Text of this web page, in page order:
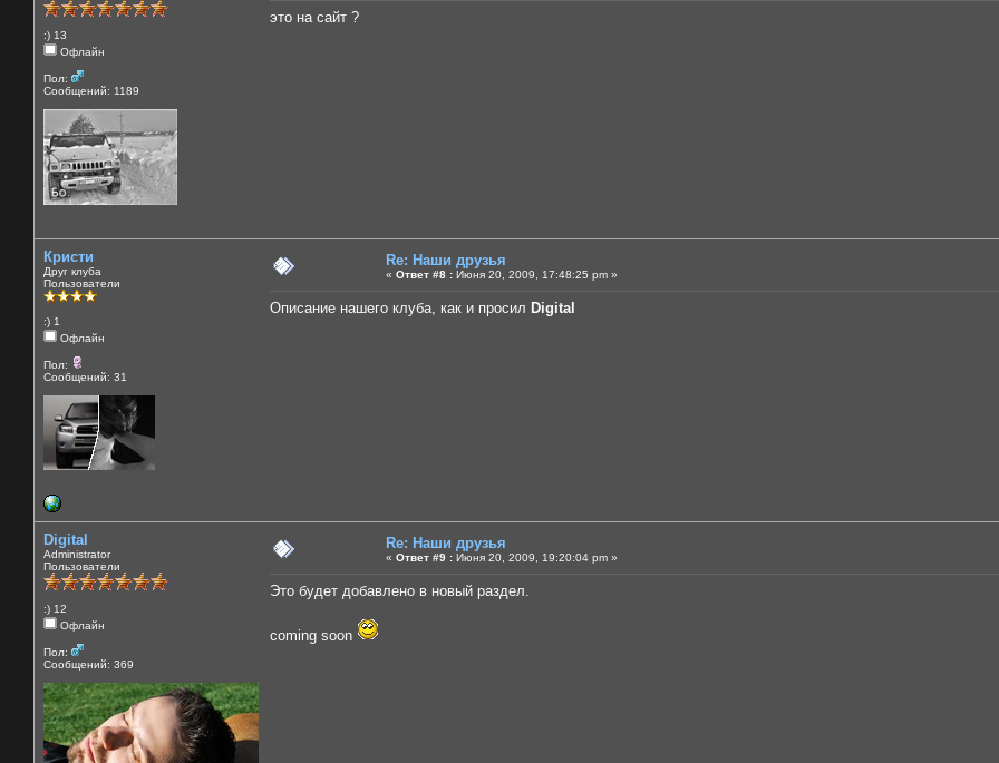
:) 13
Офлайн
Пол:
Сообщений: 1189
это на сайт ?
Кристи
Друг клуба
Пользователи
:) 1
Офлайн
Пол:
Сообщений: 31
Re: Наши друзья
« Ответ #8 : Июня 20, 2009, 17:48:25 pm »
Описание нашего клуба, как и просил Digital
Digital
Administrator
Пользователи
:) 12
Офлайн
Пол:
Сообщений: 369
Re: Наши друзья
« Ответ #9 : Июня 20, 2009, 19:20:04 pm »
Это будет добавлено в новый раздел.
coming soon